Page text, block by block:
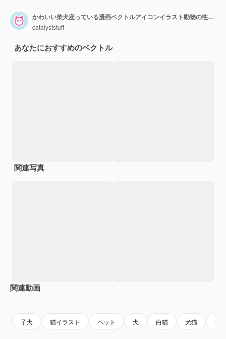
かわいい柴犬座っている漫画ベクトルアイコンイラスト動物の性質アイコンコンセプト分離プレミアム
catalyststuff
あなたにおすすめのベクトル
関連写真
関連動画
子犬 猫イラスト ペット 犬 白猫 犬猫